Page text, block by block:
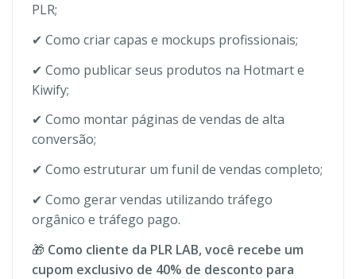
PLR;
✔ Como criar capas e mockups profissionais;
✔ Como publicar seus produtos na Hotmart e
Kiwify;
✔ Como montar páginas de vendas de alta
conversão;
✔ Como estruturar um funil de vendas completo;
✔ Como gerar vendas utilizando tráfego
orgânico e tráfego pago.
🎁 Como cliente da PLR LAB, você recebe um
cupom exclusivo de 40% de desconto para